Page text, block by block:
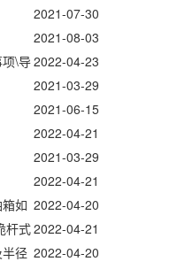
2021-07-30
2021-08-03
2022-04-23
\导
2021-03-29
2021-06-15
2022-04-21
2021-03-29
2022-04-21
2022-04-20
如
2022-04-21
杆式
2022-04-20
径